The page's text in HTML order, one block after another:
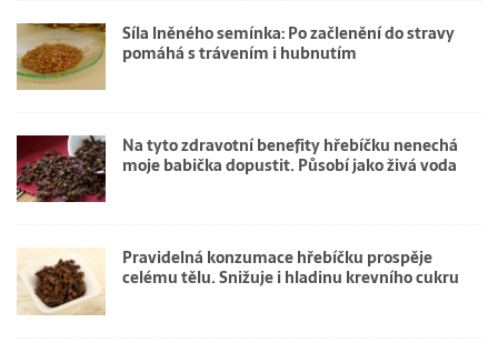
Síla lněného semínka: Po začlenění do stravy
pomáhá s trávením i hubnutím
Na tyto zdravotní benefity hřebíčku nenechá
moje babička dopustit. Působí jako živá voda
Pravidelná konzumace hřebíčku prospěje
celému tělu. Snižuje i hladinu krevního cukru